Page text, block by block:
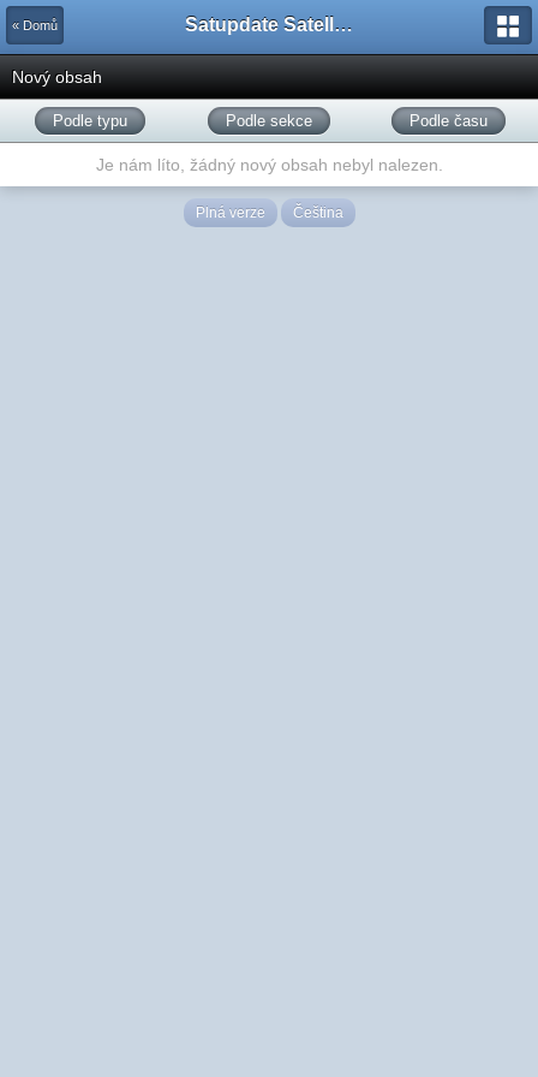
« Domů Satupdate Satellite Support Project
Nový obsah
Podle typu Podle sekce Podle času
Je nám líto, žádný nový obsah nebyl nalezen.
Plná verze Čeština